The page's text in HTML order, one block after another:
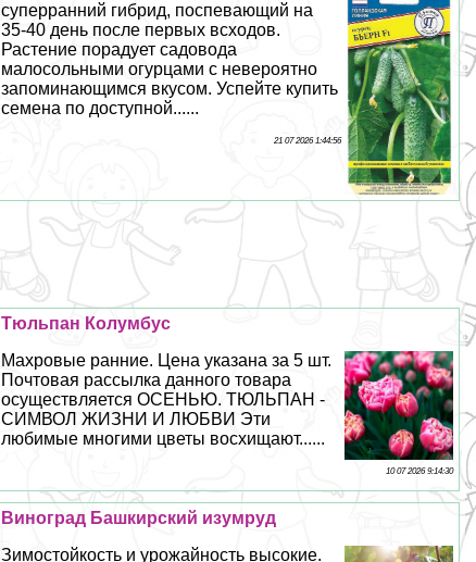
суперранний гибрид, поспевающий на
35-40 день после первых всходов.
Растение порадует садовода
малосольными огурцами с невероятно
запоминающимся вкусом. Успейте купить
семена по доступной......
21 07 2026 1:44:56
Тюльпан Колумбус
Махровые ранние. Цена указана за 5 шт.
Почтовая рассылка данного товара
осуществляется ОСЕНЬЮ. ТЮЛЬПАН -
СИМВОЛ ЖИЗНИ И ЛЮБВИ Эти
любимые многими цветы восхищают......
10 07 2026 9:14:30
Виноград Башкирский изумруд
Зимостойкость и урожайность высокие.